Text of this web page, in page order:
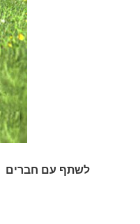
לשתף עם חברים